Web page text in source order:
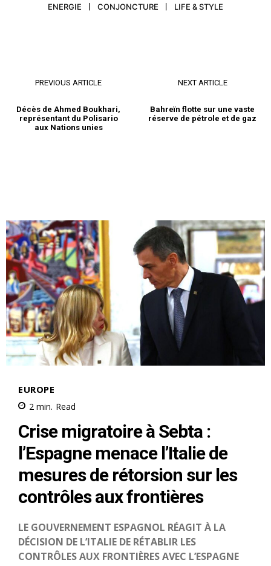
ENERGIE
CONJONCTURE LIFE & STYLE
PREVIOUS ARTICLE
Décès de Ahmed Boukhari,
représentant du Polisario
aux Nations unies
NEXT ARTICLE
Bahreïn flotte sur une vaste
réserve de pétrole et de gaz